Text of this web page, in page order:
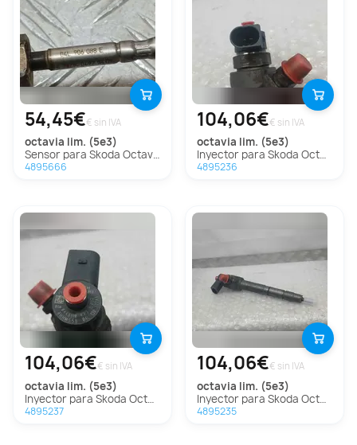
54,45€€ sin IVA
octavia lim. (5e3)
Sensor para Skoda Octavia Lim. (5E3)
4895666
104,06€€ sin IVA
octavia lim. (5e3)
Inyector para Skoda Octavia Lim. (5E3)
4895236
104,06€€ sin IVA
octavia lim. (5e3)
Inyector para Skoda Octavia Lim. (5E3)
4895237
104,06€€ sin IVA
octavia lim. (5e3)
Inyector para Skoda Octavia Lim. (5E3)
4895235